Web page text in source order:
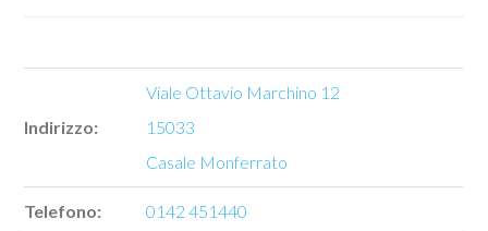
Indirizzo:
Viale Ottavio Marchino 12
15033
Casale Monferrato
Telefono: 0142 451440